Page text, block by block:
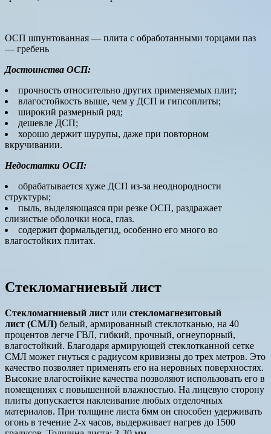
ОСП шпунтованная — плита с обработанными торцами паз
— гребень
Достоинства ОСП:
прочность относительно других применяемых плит;
влагостойкость выше, чем у ДСП и гипсоплиты;
широкий размерный ряд;
дешевле ДСП;
хорошо держит шурупы, даже при повторном
вкручивании.
Недостатки ОСП:
обрабатывается хуже ДСП из-за неоднородности
структуры;
пыль, выделяющаяся при резке ОСП, раздражает
слизистые оболочки носа, глаз.
содержит формальдегид, особенно его много во
влагостойких плитах.
Стекломагниевый лист
Стекломагниевый лист или стекломагнезитовый
лист (СМЛ) белый, армированный стеклотканью, на 40
процентов легче ГВЛ, гибкий, прочный, огнеупорный,
влагостойкий. Благодаря армирующей стеклотканной сетке
СМЛ может гнуться с радиусом кривизны до трех метров. Это
качество позволяет применять его на неровных поверхностях.
Высокие влагостойкие качества позволяют использовать его в
помещениях с повышенной влажностью. На лицевую сторону
плиты допускается наклеивание любых отделочных
материалов. При толщине листа 6мм он способен удерживать
огонь в течение 2-х часов, выдерживает нагрев до 1500